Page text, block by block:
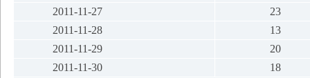
2011-11-27
23
2011-11-28
13
2011-11-29
20
2011-11-30
18